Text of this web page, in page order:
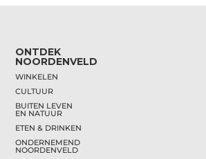
ONTDEK
NOORDENVELD
WINKELEN
CULTUUR
BUITEN LEVEN
EN NATUUR
ETEN & DRINKEN
ONDERNEMEND
NOORDENVELD